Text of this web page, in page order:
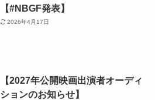
【#NBGF発表】
2026年4月17日
【2027年公開映画出演者オーディ
ションのお知らせ】